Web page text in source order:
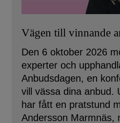
Vägen till vinnande
Den 6 oktober 2026
experter och
Anbudsdagen, en
vill vässa dina anbud.
har fått en pratstund
Andersson Marmnäs,